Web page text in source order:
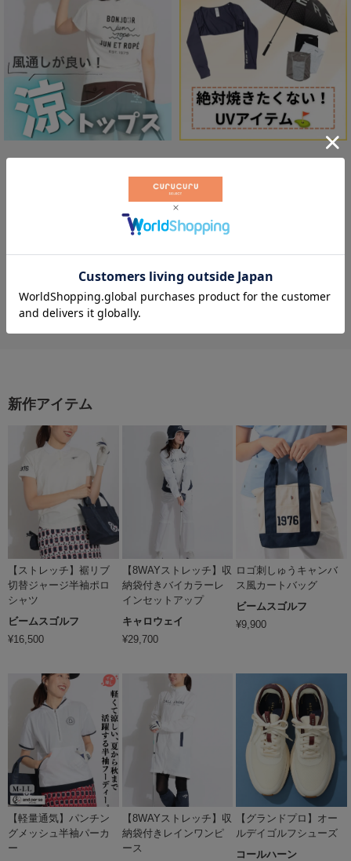
もっと見る
新作アイテム
【ストレッチ】裾リブ
切替ジャージ半袖ポロ
シャツ
ビームスゴルフ
¥16,500
【8WAYストレッチ】収
納袋付きバイカラーレ
インセットアップ
キャロウェイ
¥29,700
ロゴ刺しゅうキャンバ
ス風カートバッグ
ビームスゴルフ
¥9,900
【軽量通気】パンチン
グメッシュ半袖パーカ
ー
【8WAYストレッチ】収
納袋付きレインワンピ
ース
【グランドプロ】オー
ルデイゴルフシューズ
コールハーン